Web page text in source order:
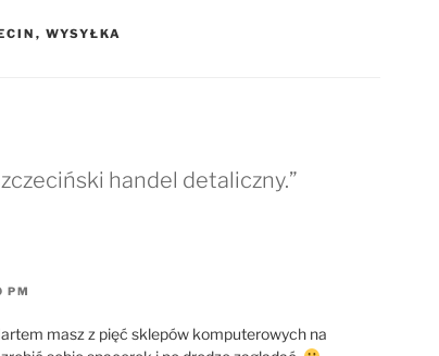
, WYSYŁKA
handel detaliczny.”
PM
masz z pięć sklepów komputerowych na